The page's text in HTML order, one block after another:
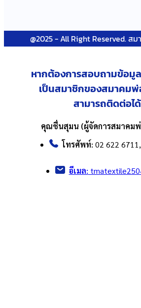
@2025 - All Right Reserved. ส
หากต้องการสอบถามข้อมู
เป็นสมาชิกของสมาคมพ่
สามารถติดต่อไ
คุณชื่นสุมน (ผู้จัดการสมาคม
โทรศัพท์: 02 622
อีเมล: